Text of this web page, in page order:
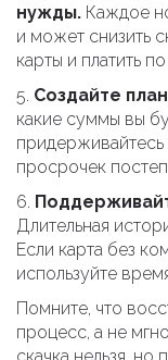
нужды. Каждое
и может снизить
карты и платить
5. Создайте
какие суммы вы
придерживайтесь
просрочек
6.
Длительная
Если карта без
используйте
Помните, что
процесс, а не